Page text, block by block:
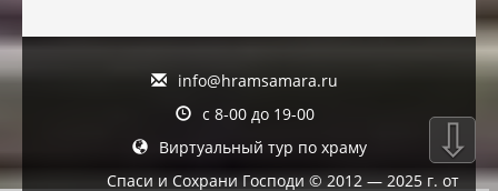
info@hramsamara.ru
с 8-00 до 19-00
Виртуальный тур по храму
Спаси и Сохрани Господи © 2012 — 2025 г. от
⇩